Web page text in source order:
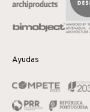
Ayudas